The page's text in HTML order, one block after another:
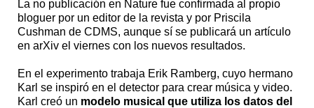
La no publicación en Nature fue confirmada al propio
bloguer por un editor de la revista y por Priscila
Cushman de CDMS, aunque sí se publicará un artículo
en arXiv el viernes con los nuevos resultados.
En el experimento trabaja Erik Ramberg, cuyo hermano
Karl se inspiró en el detector para crear música y video.
Karl creó un modelo musical que utiliza los datos del